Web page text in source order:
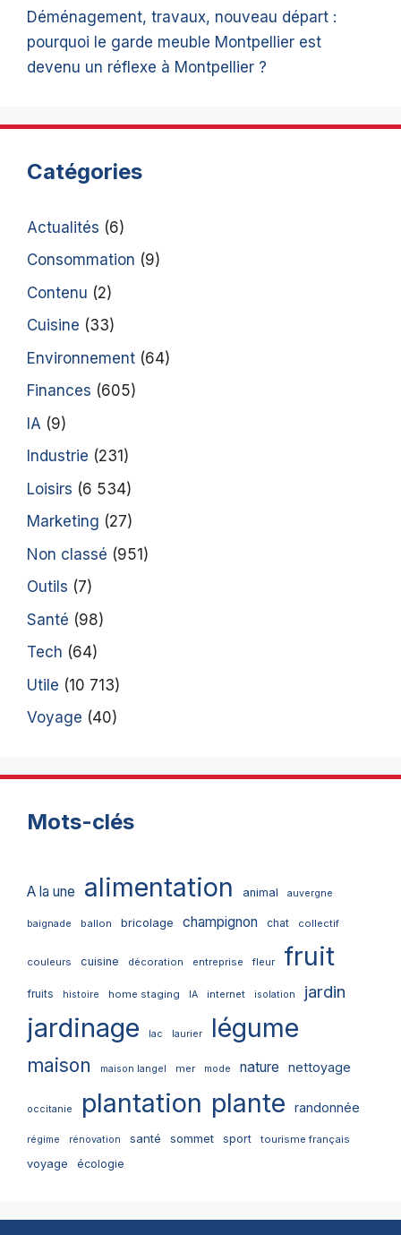
Déménagement, travaux, nouveau départ :
pourquoi le garde meuble Montpellier est
devenu un réflexe à Montpellier ?
Catégories
Actualités (6)
Consommation (9)
Contenu (2)
Cuisine (33)
Environnement (64)
Finances (605)
IA (9)
Industrie (231)
Loisirs (6 534)
Marketing (27)
Non classé (951)
Outils (7)
Santé (98)
Tech (64)
Utile (10 713)
Voyage (40)
Mots-clés
A la une alimentation animal auvergne
baignade ballon bricolage champignon chat collectif
couleurs cuisine décoration entreprise fleur fruit
fruits histoire home staging IA internet isolation jardin
jardinage lac laurier légume
maison maison langel mer mode nature nettoyage
occitanie plantation plante randonnée
régime rénovation santé sommet sport tourisme français
voyage écologie